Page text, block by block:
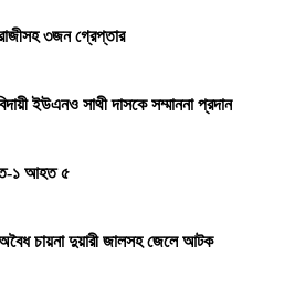
৩জন গ্রেপ্তার
ইউএনও সাথী দাসকে সম্মাননা প্রদান
১ আহত ৫
চায়না দুয়ারী জালসহ জেলে আটক